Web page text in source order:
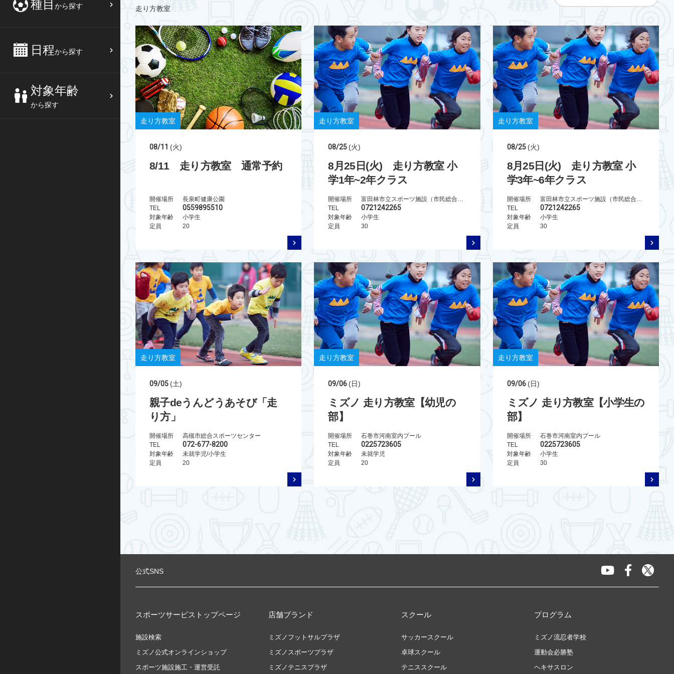
種目 から探す
日程から探す
対象年齢
から探す
走り方教室
走り方教室
08/11 (火)
8/11 走り方教室 通常予約
開催場所
長泉町健康公園
TEL
0559895510
対象年齢
小学生
定員
20
走り方教室
08/25 (火)
8月25日(火) 走り方教室 小
学1年~2年クラス
開催場所
富田林市立スポーツ施設（市民総合体育館）
TEL
0721242265
対象年齢
小学生
定員
30
走り方教室
08/25 (火)
8月25日(火) 走り方教室 小
学3年~6年クラス
開催場所
富田林市立スポーツ施設（市民総合体育館）
TEL
0721242265
対象年齢
小学生
定員
30
走り方教室
09/05 (土)
親子deうんどうあそび「走
り方」
開催場所
高槻市総合スポーツセンター
TEL
072-677-8200
対象年齢
未就学児/小学生
定員
20
走り方教室
09/06 (日)
ミズノ 走り方教室【幼児の
部】
開催場所
石巻市河南室内プール
TEL
0225723605
対象年齢
未就学児
定員
20
走り方教室
09/06 (日)
ミズノ 走り方教室【小学生の
部】
開催場所
石巻市河南室内プール
TEL
0225723605
対象年齢
小学生
定員
30
公式SNS
スポーツサービストップページ
施設検索
ミズノ公式オンラインショップ
スポーツ施設施工・運営受託
店舗ブランド
ミズノフットサルプラザ
ミズノスポーツプラザ
ミズノテニスプラザ
スクール
サッカースクール
卓球スクール
テニススクール
プログラム
ミズノ流忍者学校
運動会必勝塾
ヘキサスロン